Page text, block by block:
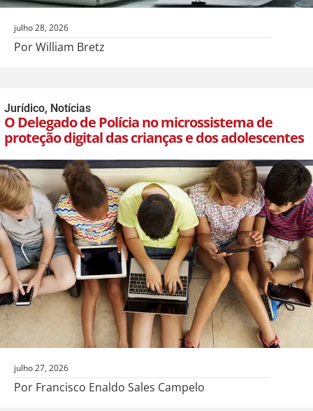
julho 28, 2026
Por William Bretz
Jurídico, Notícias
O Delegado de Polícia no microssistema de
proteção digital das crianças e dos adolescentes
julho 27, 2026
Por Francisco Enaldo Sales Campelo